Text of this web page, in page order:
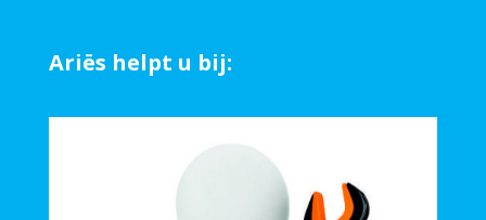
Ariës helpt u bij: